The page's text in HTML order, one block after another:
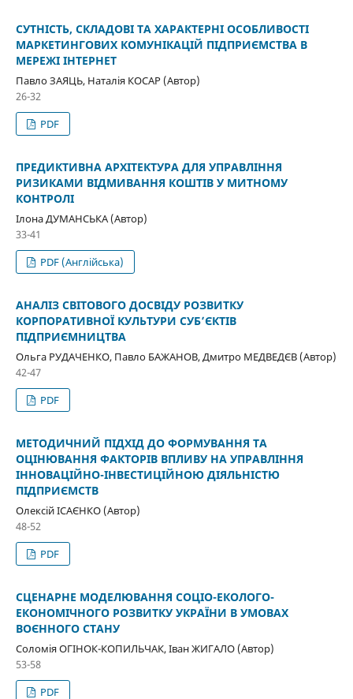
СУТНІСТЬ, СКЛАДОВІ ТА ХАРАКТЕРНІ ОСОБЛИВОСТІ
МАРКЕТИНГОВИХ КОМУНІКАЦІЙ ПІДПРИЄМСТВА В
МЕРЕЖІ ІНТЕРНЕТ
Павло ЗАЯЦЬ, Наталія КОСАР (Автор)
26-32
PDF
ПРЕДИКТИВНА АРХІТЕКТУРА ДЛЯ УПРАВЛІННЯ
РИЗИКАМИ ВІДМИВАННЯ КОШТІВ У МИТНОМУ
КОНТРОЛІ
Ілона ДУМАНСЬКА (Автор)
33-41
PDF (Англійська)
АНАЛІЗ СВІТОВОГО ДОСВІДУ РОЗВИТКУ
КОРПОРАТИВНОЇ КУЛЬТУРИ СУБ’ЄКТІВ
ПІДПРИЄМНИЦТВА
Ольга РУДАЧЕНКО, Павло БАЖАНОВ, Дмитро МЕДВЕДЄВ (Автор)
42-47
PDF
МЕТОДИЧНИЙ ПІДХІД ДО ФОРМУВАННЯ ТА
ОЦІНЮВАННЯ ФАКТОРІВ ВПЛИВУ НА УПРАВЛІННЯ
ІННОВАЦІЙНО-ІНВЕСТИЦІЙНОЮ ДІЯЛЬНІСТЮ
ПІДПРИЄМСТВ
Олексій ІСАЄНКО (Автор)
48-52
PDF
СЦЕНАРНЕ МОДЕЛЮВАННЯ СОЦІО-ЕКОЛОГО-
ЕКОНОМІЧНОГО РОЗВИТКУ УКРАЇНИ В УМОВАХ
ВОЄННОГО СТАНУ
Соломія ОГІНОК-КОПИЛЬЧАК, Іван ЖИГАЛО (Автор)
53-58
PDF